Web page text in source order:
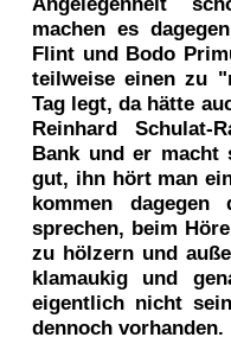
machen es
Flint und Bodo
teilweise einen zu
Tag legt, da hätte
Reinhard Schulat-
Bank und er macht
gut, ihn hört man
kommen
sprechen, beim
zu hölzern und
klamaukig und
eigentlich nicht
dennoch vorhanden.